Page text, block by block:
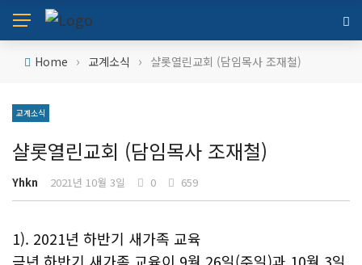
Home › 교계소식 › 샬롯열린교회 (담임목사 조재철)
교계소식
샬롯열린교회 (담임목사 조재철)
Yhkn 2021년 10월 3일 0 659
1). 2021년 하반기 새가족 교육